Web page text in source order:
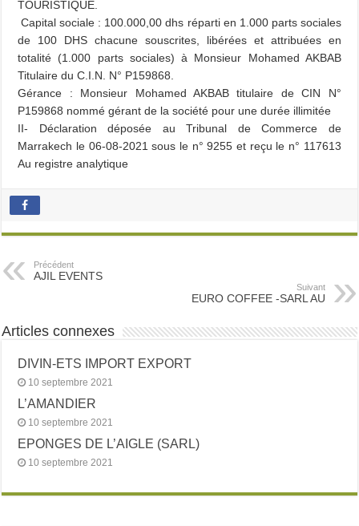
TOURISTIQUE.
Capital sociale : 100.000,00 dhs réparti en 1.000 parts sociales
de 100 DHS chacune souscrites, libérées et attribuées en
totalité (1.000 parts sociales) à Monsieur Mohamed AKBAB
Titulaire du C.I.N. N° P159868.
Gérance : Monsieur Mohamed AKBAB titulaire de CIN N°
P159868 nommé gérant de la société pour une durée illimitée
II- Déclaration déposée au Tribunal de Commerce de
Marrakech le 06-08-2021 sous le n° 9255 et reçu le n° 117613
Au registre analytique
Précédent
AJIL EVENTS
Suivant
EURO COFFEE -SARL AU
Articles connexes
DIVIN-ETS IMPORT EXPORT
10 septembre 2021
L’AMANDIER
10 septembre 2021
EPONGES DE L’AIGLE (SARL)
10 septembre 2021